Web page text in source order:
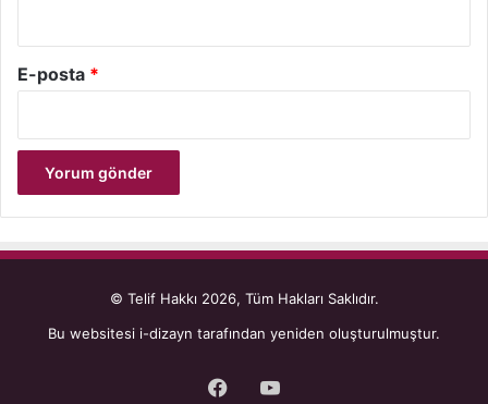
E-posta *
© Telif Hakkı 2026, Tüm Hakları Saklıdır.
Bu websitesi i-dizayn tarafından yeniden oluşturulmuştur.
Facebook